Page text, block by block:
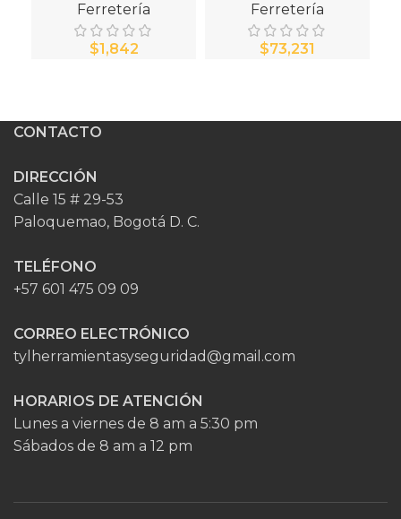
Ferretería
$
Ferretería
$
CONTACTO
DIRECCIÓN
Calle 15 # 29-53
Paloquemao, Bogotá D. C.
TELÉFONO
+57 601 475 09 09
CORREO ELECTRÓNICO
tylherramientasyseguridad@gmail.com
HORARIOS DE ATENCIÓN
Lunes a viernes de 8 am a 5:30 pm
Sábados de 8 am a 12 pm